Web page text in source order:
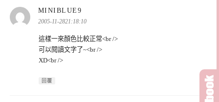
MINIBLUE9
示:
2005-11-2821:18:10
這樣一來顏色比較正常<br />
可以閱讀文字了~<br />
XD<br />
回覆